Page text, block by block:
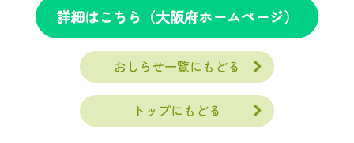
詳細はこちら（大阪府ホームページ）
おしらせ一覧にもどる
トップにもどる